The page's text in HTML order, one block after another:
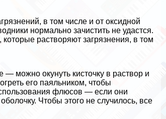
в том числе и от оксидной
нормально зачистить не удастся.
растворяют загрязнения, в том
можно окунуть кисточку в раствор и
его паяльником, чтобы
флюсов — если они
Чтобы этого не случилось, все